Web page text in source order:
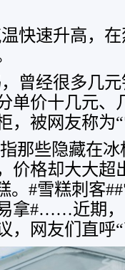
快速升高，
曾经很多几
单价十几元、
，被网友称为
那些隐藏在
价格却大大超
。#雪糕刺客
拿#……近期
，网友们直呼